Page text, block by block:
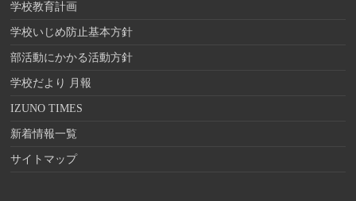
学校教育計画
学校いじめ防止基本方針
部活動にかかる活動方針
学校だより 月報
IZUNO TIMES
新着情報一覧
サイトマップ